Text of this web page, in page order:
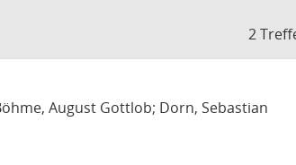
2
August Gottlob; Dorn, Sebastian